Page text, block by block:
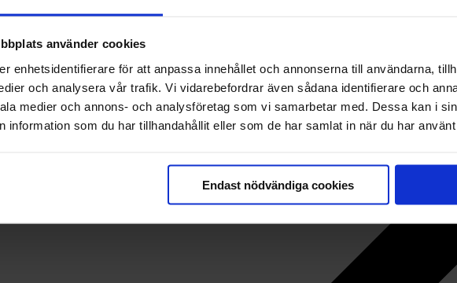
använder cookies
enhetsidentifierare för att anpassa innehållet och annonserna till användarna,
och analysera vår trafik. Vi vidarebefordrar även sådana identifierare och
medier och annons- och analysföretag som vi samarbetar med. Dessa kan i
information som du har tillhandahållit eller som de har samlat in när du har
Endast nödvändiga cookies